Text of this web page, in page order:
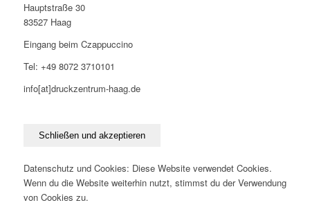
Hauptstraße 30
83527 Haag
Eingang beim Czappuccino
Tel: +49 8072 3710101
info[at]druckzentrum-haag.de
Datenschutz und Cookies: Diese Website verwendet Cookies.
Wenn du die Website weiterhin nutzt, stimmst du der Verwendung
von Cookies zu.